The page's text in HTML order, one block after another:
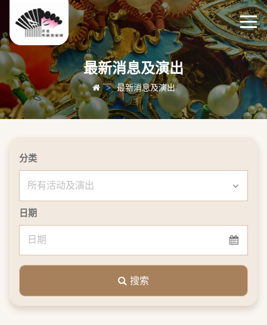
最新消息及演出
> 最新消息及演出
分类
日期
搜索